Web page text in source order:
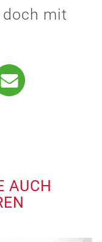
doch mit
AUCH